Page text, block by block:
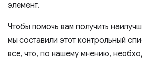
элемент.
Чтобы помочь вам получить
мы составили этот контрольный
все, что, по нашему мнению,